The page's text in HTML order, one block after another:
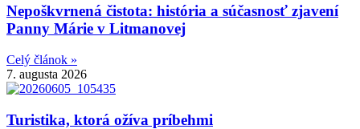
Nepoškvrnená čistota: história a súčasnosť zjavení
Panny Márie v Litmanovej
Celý článok »
7. augusta 2026
Turistika, ktorá ožíva príbehmi